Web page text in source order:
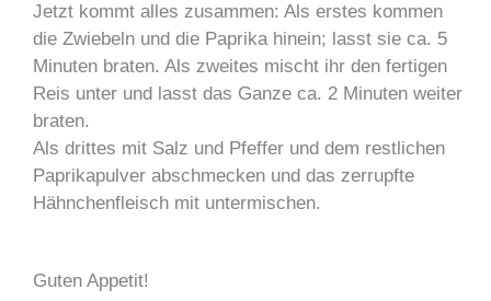
Jetzt kommt alles zusammen: Als erstes kommen
die Zwiebeln und die Paprika hinein; lasst sie ca. 5
Minuten braten. Als zweites mischt ihr den fertigen
Reis unter und lasst das Ganze ca. 2 Minuten weiter
braten.
Als drittes mit Salz und Pfeffer und dem restlichen
Paprikapulver abschmecken und das zerrupfte
Hähnchenfleisch mit untermischen.
Guten Appetit!